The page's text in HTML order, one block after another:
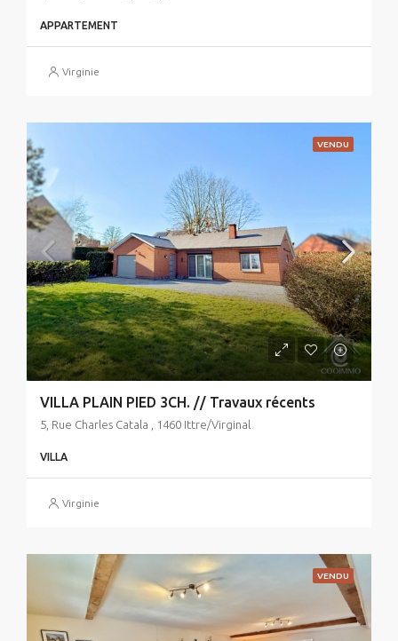
APPARTEMENT
Virginie
VENDU
VILLA PLAIN PIED 3CH. // Travaux récents
5, Rue Charles Catala , 1460 Ittre/Virginal
VILLA
Virginie
VENDU